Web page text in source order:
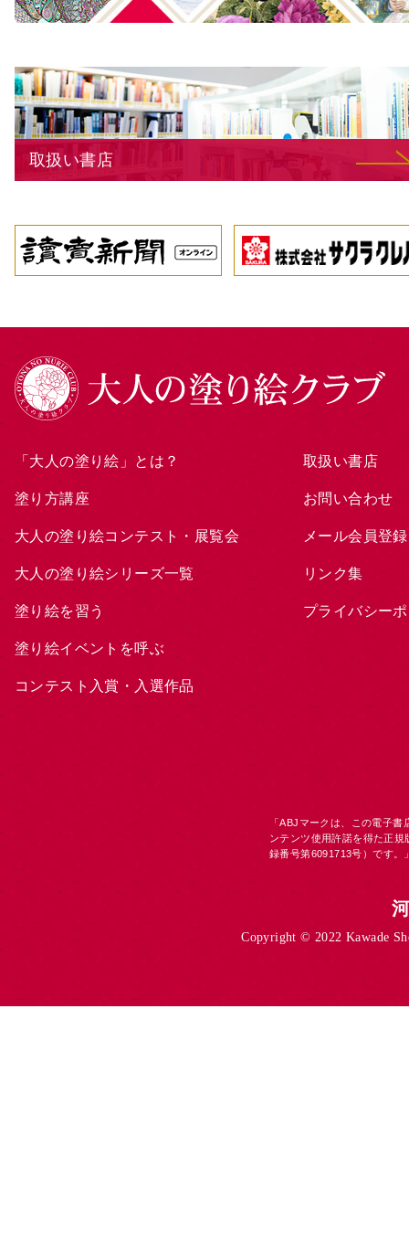
取扱い書店
「大人の塗り絵」とは？
塗り方講座
大人の塗り絵コンテスト・展覧会
大人の塗り絵シリーズ一覧
塗り絵を習う
塗り絵イベントを呼ぶ
コンテスト入賞・入選作品
取扱い書店
お問い合わせ
メール会員登録
リンク集
プライバシー
「ABJマークは、この電子
ンテンツ使用許諾を得た正
録番号第6091713号）です。
Copyright © 2022 Kawade